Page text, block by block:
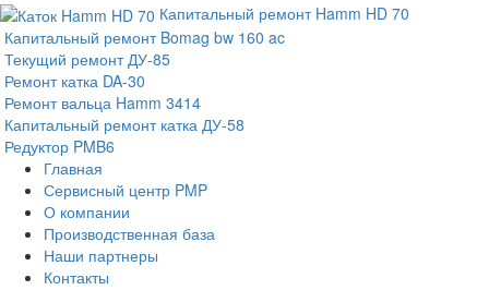
Капитальный ремонт Hamm HD 70
Капитальный ремонт Bomag bw 160 ac
Текущий ремонт ДУ-85
Ремонт катка DA-30
Ремонт вальца Hamm 3414
Капитальный ремонт катка ДУ-58
Редуктор PMB6
Главная
Сервисный центр PMP
О компании
Производственная база
Наши партнеры
Контакты